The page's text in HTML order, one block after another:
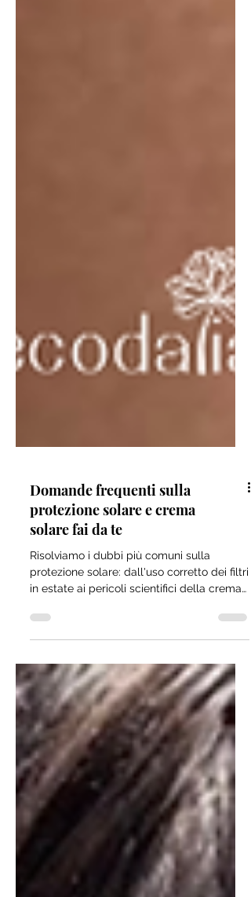
Domande frequenti sulla
protezione solare e crema
solare fai da te
Risolviamo i dubbi più comuni sulla
in estate ai pericoli scientifici della crema